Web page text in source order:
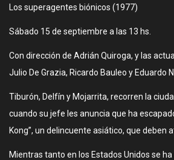
Los superagentes biónicos (1977)
Sábado 15 de septiembre a las 13 hs.
Con dirección de Adrián Quiroga, y las
Julio De Grazia, Ricardo Bauleo y Eduardo
Tiburón, Delfín y Mojarrita, recorren la
cuando su jefe les anuncia que ha
Kong”, un delincuente asiático, que deben
Mientras tanto en los Estados Unidos se